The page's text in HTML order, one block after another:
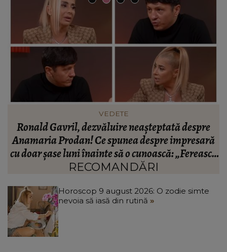
INFORMATIILE ZILEI
BREAKING! Lionel Messi este în doliu! Tatăl
fotbalistului s-a stins din viață!
RECOMANDĂRI
Horoscop 9 august 2026: O zodie simte
nevoia să iasă din rutină